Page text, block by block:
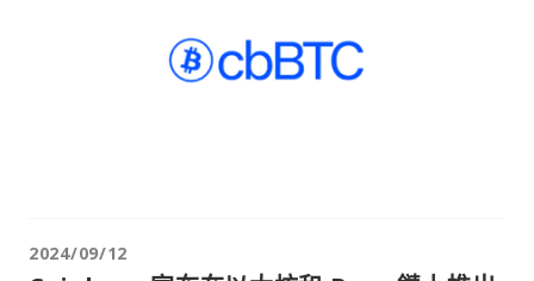
2024/09/12